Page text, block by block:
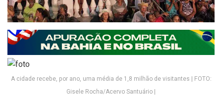
A cidade recebe, por ano, uma média de 1,8 milhão de visitantes | FOTO:
Gisele Rocha/Acervo Santuário |